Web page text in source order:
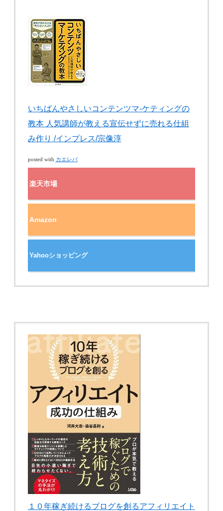
いちばんやさしいコンテンツマ-ケティングの
教本 人気講師が教える宣伝せずに売れる仕組
み作り /インプレス/宗像淳
posted with カエレバ
楽天市場
Amazon
Yahooショッピング
１０年稼ぎ続けるブログを創るアフィリエイト